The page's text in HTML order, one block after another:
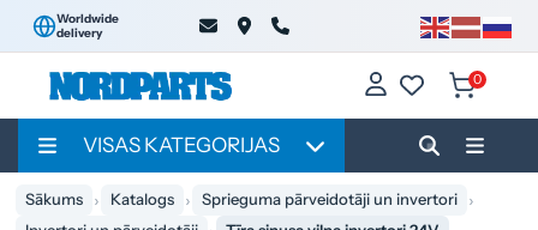
Worldwide
delivery
0
VISAS KATEGORIJAS
Sākums Katalogs
Sprieguma pārveidotāji un invertori